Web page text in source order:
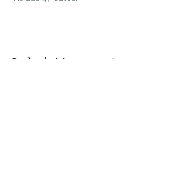
Del dette event